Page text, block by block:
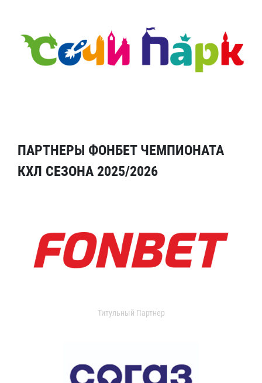
ПАРТНЕРЫ ФОНБЕТ ЧЕМПИОНАТА
КХЛ СЕЗОНА 2025/2026
Титульный Партнер